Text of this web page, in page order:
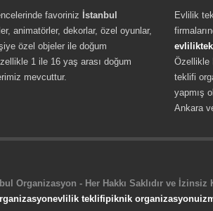
favoriniz İstanbul
animatörler, dekorlar, özel oyunlar,
özel objeler ile doğum
1 ile 16 yaş arası doğum
mevcuttur.
Evlilik
Özellikle
teklifi
yapmış
Ankara
Organizasyon - Her Hakkı Saklıdır ve
evlilik teklifipiknik organizasyonu